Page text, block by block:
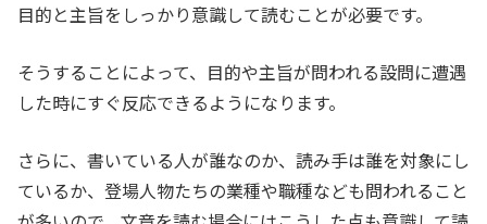
目的と主旨をしっかり意識して読むことが必要です。
そうすることによって、目的や主旨が問われる設問に遭遇
した時にすぐ反応できるようになります。
さらに、書いている人が誰なのか、読み手は誰を対象にし
ているか、登場人物たちの業種や職種なども問われること